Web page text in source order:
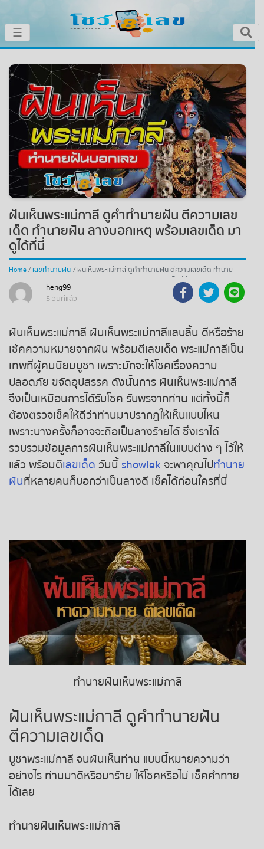
หน้าหลัก
โชว์เลขเด็ดประจำวัน
โชว์เลขหวยดัง
โชว์ผลหวย
เลขทำนายฝัน
โชว์สถิติหวย
หวยสด
ถ่ายทอดสดหวยรัฐบาลไทย
ถ่ายทอดสดหวยธกส.
ถ่ายทอดสดหวยลาว
ถ่ายทอดสดหวยลาว ซุปเปอร์
ถ่ายทอดสดหวยฮานอย
ถ่ายทอดสดหวยฮานอยพิเศษ
ถ่ายทอดสดหวยญีปุ่น
ถ่ายทอดสดหวยไต้หวัน
ถ่ายทอดสดหวยกัมพูชา GD
หวยหุ้นสด
หวยหุ้นไทย เย็น
หวยหุ้นนิเคอิ เช้า
หวยหุ้นนิเคอิ บ่าย
หวยหุ้นฮั่งเส็ง เช้า
หวยหุ้นฮั่งเส็ง บ่าย
×
☰
ฝันเห็นพระแม่กาลี ดูคำทำนายฝัน ตีความเลข
เด็ด ทำนายฝัน ลางบอกเหตุ พร้อมเลขเด็ด มา
ดูได้ที่นี่
Home เลขทำนายฝัน
ฝันเห็นพระแม่กาลี ดูคำทำนายฝัน ตีความเลขเด็ด ทำนาย
ฝัน ลางบอกเหตุ พร้อมเลขเด็ด มาดูได้ที่นี่
heng99
5 วันที่แล้ว
ฝันเห็นพระแม่กาลี ฝันเห็นพระแม่กาลีแลบลิ้น ดีหรือร้าย
เช้คความหมายจากฝัน พร้อมตีเลขเด็ด พระแม่กาลีเป็น
เทพที่ผู้คนนิยมบูชา เพราะมักจะให้โชคเรื่องความ
ปลอดภัย ขจัดอุปสรรค ดังนั้นการ ฝันเห็นพระแม่กาลี
จึงเป็นเหมือนการได้รับโชค รับพรจากท่าน แต่ทั้งนี้ก็
ต้องตรวจเช็คให้ดีว่าท่านมาปรากฎให้เห็นแบบไหน
เพราะบางครั้งก็อาจจะถือเป็นลางร้ายได้ ซึ่งเราได้
รวบรวมข้อมูลการฝันเห็นพระแม่กาลีในแบบต่าง ๆ ไว้ให้
แล้ว พร้อมตีเลขเด็ด วันนี้showlek จะพาคุณไปทำนาย
ฝันที่หลายคนก็บอกว่าเป็นลางดี เช็คได้ก่อนใครที่นี่
ทำนายฝันเห็นพระแม่กาลี
ฝันเห็นพระแม่กาลี ดูคำทำนายฝัน
ตีความเลขเด็ด
บูชาพระแม่กาลี จนฝันเห็นท่าน แบบนี้หมายความว่า
อย่างไร ท่านมาดีหรือมาร้าย ให้โชคหรือไม่ เช็คคำทาย
ได้เลย
ทำนายฝันเห็นพระแม่กาลี